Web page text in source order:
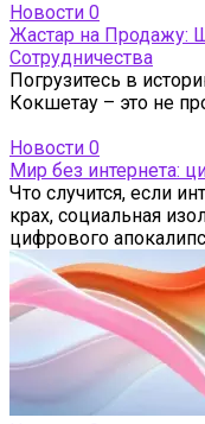
Новости 0
Жастар на Продажу:
Сотрудничества
Погрузитесь в
Кокшетау – это не
Новости 0
Мир без интернета:
Что случится, если
крах, социальная
цифрового